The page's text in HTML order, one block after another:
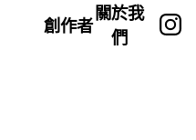
創作者
關於我
們